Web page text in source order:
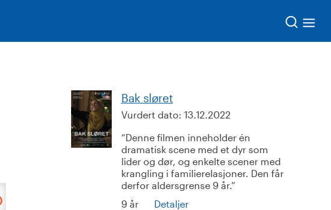
Bak sløret
Vurdert dato: 13.12.2022
Denne filmen inneholder én
dramatisk scene med et dyr som
lider og dør, og enkelte scener med
krangling i familierelasjoner. Den får
derfor aldersgrense 9 år.
9 år
Detaljer